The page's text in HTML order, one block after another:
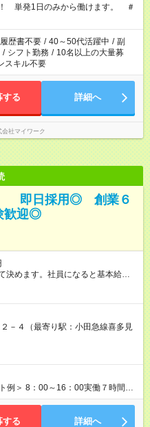
ご希望をお聞かせください！
！ 単発1日のみから働けます。 ＃
履歴書不要 / 40～50代活躍中 / 副
/ シフト勤務 / 10名以上の大量募
スキル不要
する 詳細へ
会社マイワーク
） 即日採用◎ 創業６
歓迎◎
決めます。社員になると基本給に
用期間あり
用形態と給与に、本採用時と異なる
験・能力を考慮して決定します。
利厚生の一部が制限される可能性
－４（最寄り駅：小田急線喜多見
例＞ 8：00～16：00実働７時間／
する 詳細へ